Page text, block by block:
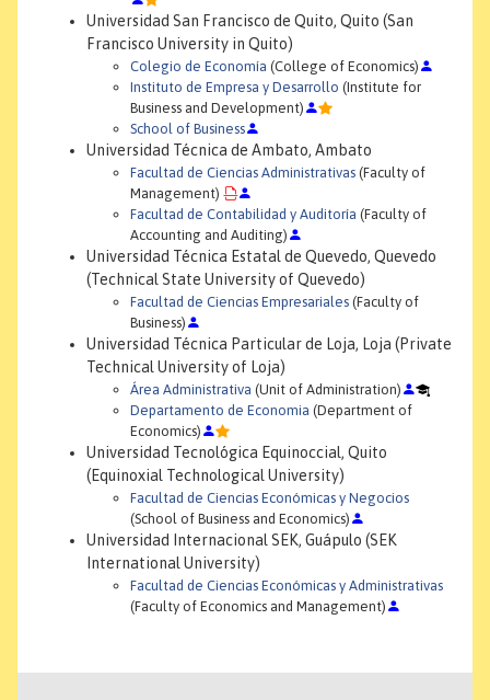
Universidad San Francisco de Quito, Quito (San
Francisco University in Quito)
Colegio de Economía (College of Economics)
Instituto de Empresa y Desarrollo (Institute for
Business and Development)
School of Business
Universidad Técnica de Ambato, Ambato
Facultad de Ciencias Administrativas (Faculty of
Management)
Facultad de Contabilidad y Auditoría (Faculty of
Accounting and Auditing)
Universidad Técnica Estatal de Quevedo, Quevedo
(Technical State University of Quevedo)
Facultad de Ciencias Empresariales (Faculty of
Business)
Universidad Técnica Particular de Loja, Loja (Private
Technical University of Loja)
Área Administrativa (Unit of Administration)
Departamento de Economia (Department of
Economics)
Universidad Tecnológica Equinoccial, Quito
(Equinoxial Technological University)
Facultad de Ciencias Económicas y Negocios
(School of Business and Economics)
Universidad Internacional SEK, Guápulo (SEK
International University)
Facultad de Ciencias Económicas y Administrativas
(Faculty of Economics and Management)